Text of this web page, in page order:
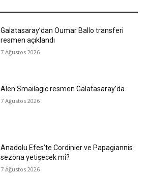
Galatasaray’dan Oumar Ballo transferi
resmen açıklandı
7 Ağustos 2026
Alen Smailagic resmen Galatasaray’da
7 Ağustos 2026
Anadolu Efes’te Cordinier ve Papagiannis
sezona yetişecek mi?
7 Ağustos 2026